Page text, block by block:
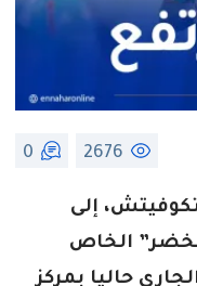
2676
0
إلى
الخاص
كأس العالم 2026، والجاري حاليا بمركز